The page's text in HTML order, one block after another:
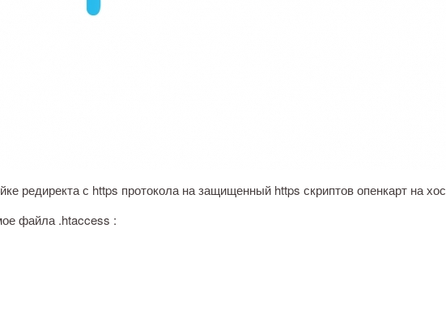
редиректа с https протокола на защищенный https скриптов опенкарт на
файла .htaccess :